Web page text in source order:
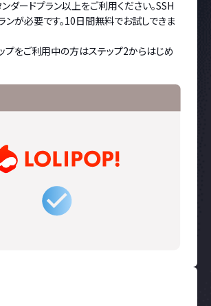
ダードプラン以上をご利用ください。SSH
ンが必要です。10日間無料でお試しできま
プをご利用中の方はステップ2からはじめ